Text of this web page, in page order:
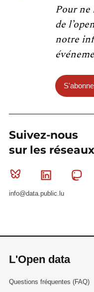
Pour ne
de
notre
Suivez-nous
sur les
Bluesky Linkedin
info@data.public.lu
L'Open data
Questions fréquentes (FAQ)